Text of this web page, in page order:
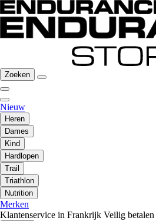
Zoeken
Nieuw
Heren
Dames
Kind
Hardlopen
Trail
Triathlon
Nutrition
Merken
Klantenservice in Frankrijk Veilig betalen